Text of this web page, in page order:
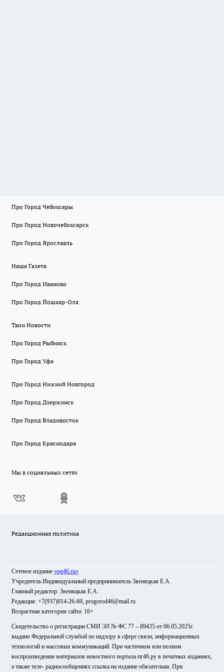
Про Город Чебоксары
Про Город Новочебоксарск
Про Город Ярославль
Наша Газета
Про Город Иваново
Про Город Йошкар-Ола
Твои Новости
Про Город Рыбинск
Про Город Уфа
Про Город Нижний Новгород
Про Город Дзержинск
Про Город Владивосток
Про Город Краснодара
Мы в социальных сетях
Редакционная политика
Сетевое издание «pg46.ru»
Учредитель Индивидуальный предприниматель Звеняцкая Е.А.
Главный редактор: Звеняцкая Е.А.
Редакция: +7(937)014-26-69, progorod46@mail.ru
Возрастная категория сайта: 16+
Свидетельство о регистрации СМИ ЭЛ № ФС 77 – 89435 от 06.05.2025г.
выдано Федеральной службой по надзору в сфере связи, информационных
технологий и массовых коммуникаций. При частичном или полном
воспроизведении материалов новостного портала пг46.ру в печатных изданиях,
а также теле- радиосообщениях ссылка на издание обязательна. При